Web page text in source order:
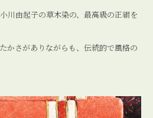
川由起子の草木染の、最高級の正絹を
かさがありながらも、伝統的で風格の